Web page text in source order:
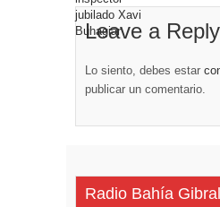
Leave a Reply
Lo siento, debes estar
publicar un comentario.
Radio Bahía